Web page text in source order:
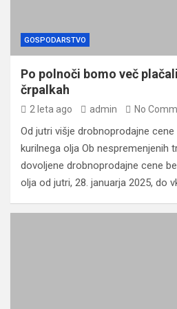
GOSPODARSTVO
Po polnoči bomo več
črpalkah
2 leta ago admin No
Od jutri višje drobnoprodajne cene
kurilnega olja Ob nespremenjenih
dovoljene drobnoprodajne cene
olja od jutri, 28. januarja 2025, do